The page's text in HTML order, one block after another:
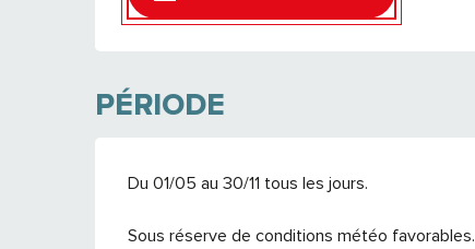
PÉRIODE
Du 01/05 au 30/11 tous les jours.
Sous réserve de conditions météo favorables.